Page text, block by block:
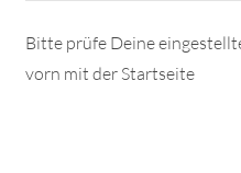
Bitte prüfe Deine
vorn mit der Startseite